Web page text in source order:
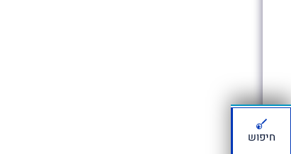
חיפוש